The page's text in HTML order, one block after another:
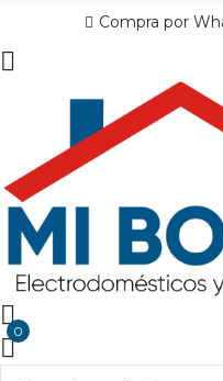
Compra por
0